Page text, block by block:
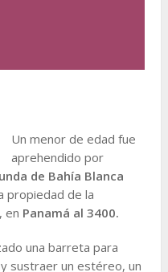
Un menor de edad fue
aprehendido por
de Bahía Blanca
propiedad de la
, en Panamá al 3400.
una barreta para
sustraer un estéreo, un